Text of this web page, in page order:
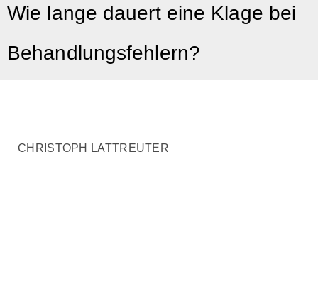
Wie lange dauert eine Klage bei
Behandlungsfehlern?
CHRISTOPH LATTREUTER